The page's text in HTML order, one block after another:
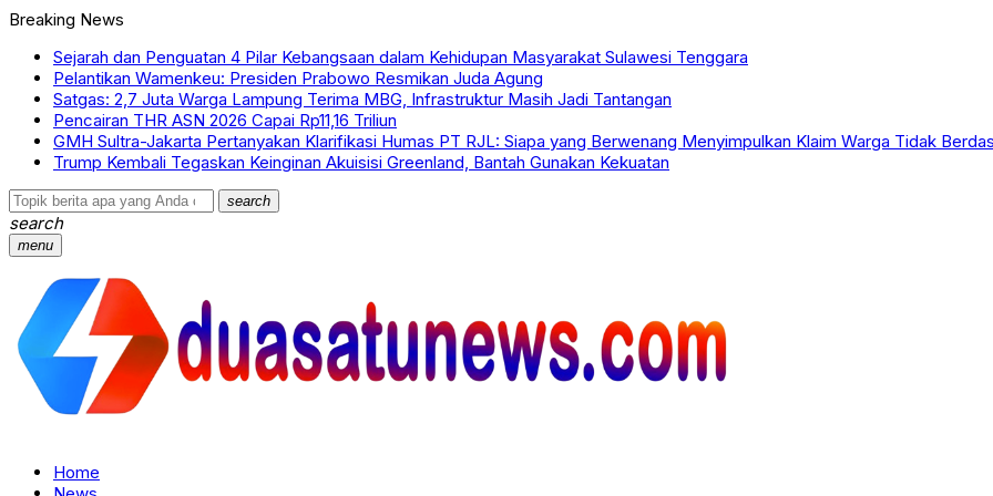
Breaking News
Sejarah dan Penguatan 4 Pilar Kebangsaan dalam Kehidupan Masyarakat Sulawesi Tenggara
Pelantikan Wamenkeu: Presiden Prabowo Resmikan Juda Agung
Satgas: 2,7 Juta Warga Lampung Terima MBG, Infrastruktur Masih Jadi Tantangan
Pencairan THR ASN 2026 Capai Rp11,16 Triliun
GMH Sultra-Jakarta Pertanyakan Klarifikasi Humas PT RJL: Siapa yang Berwenang Menyimpulkan Klaim Warga Tidak
Trump Kembali Tegaskan Keinginan Akuisisi Greenland, Bantah Gunakan Kekuatan
search
search
menu
Home